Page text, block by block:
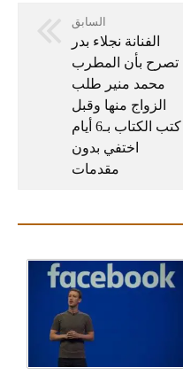
السابق
الفنانة نجلاء بدر
تصرح بأن المطرب
محمد منير طلب
الزواج منها وقبل
كتب الكتاب بـ6 أيام
اختفي بدون
مقدمات